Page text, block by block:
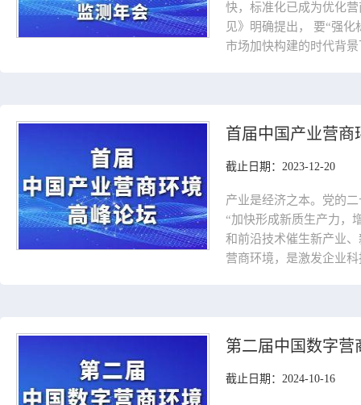
快，标准化已成为优化
见》明确提出， 要“强
市场加快构建的时代背
首届中国产业营商
截止日期：2023-12-20
产业是经济之本。党的
“加快形成新质生产力，
和前沿技术催生新产业
营商环境，是激发企业
第二届中国数字营
截止日期：2024-10-16